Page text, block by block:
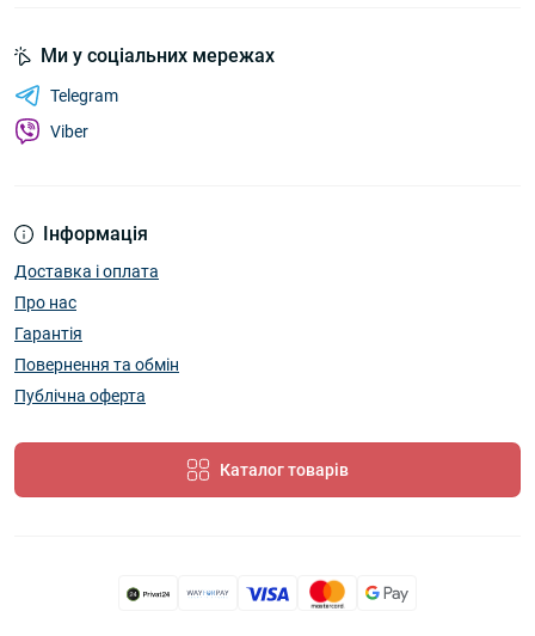
Інформація
Доставка і оплата
Про нас
Гарантія
Повернення та обмін
Публічна оферта
Каталог товарів
Ми у соціальних мережах
Telegram
Viber